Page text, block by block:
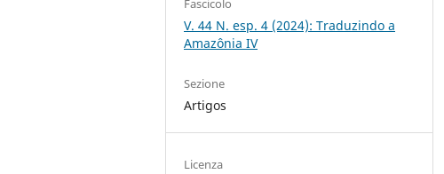
Fascicolo
V. 44 N. esp. 4 (2024): Traduzindo a
Amazônia IV
Sezione
Artigos
Licenza